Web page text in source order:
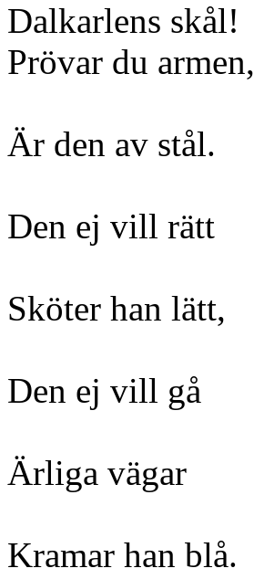
Dalkarlens skål!
Prövar du armen,
Är den av stål.
Den ej vill rätt
Sköter han lätt,
Den ej vill gå
Ärliga vägar
Kramar han blå.